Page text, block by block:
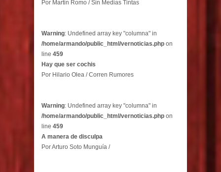
Por Martin Romo / Sin Medias Tintas
Warning: Undefined array key "columna" in
/home/armando/public_html/vernoticias.php on
line 459
Hay que ser cochis
Por Hilario Olea / Corren Rumores
Warning: Undefined array key "columna" in
/home/armando/public_html/vernoticias.php on
line 459
A manera de disculpa
Por Arturo Soto Munguía /